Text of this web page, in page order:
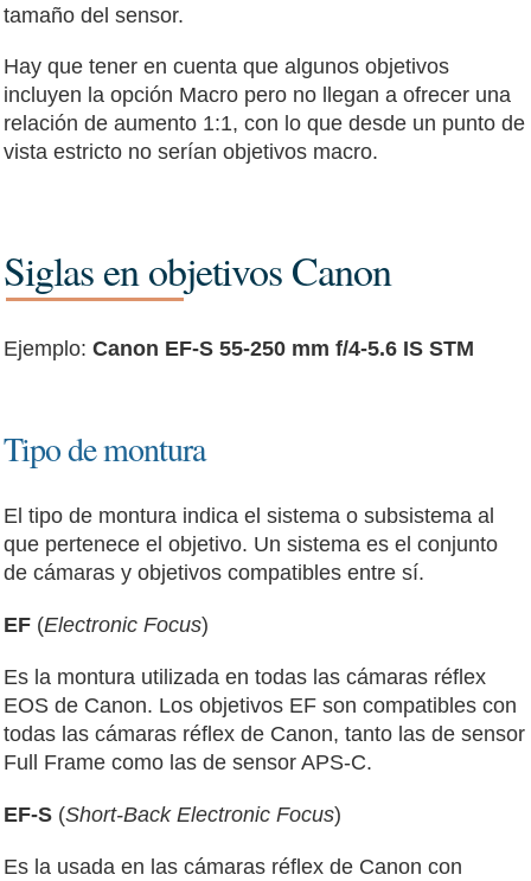
tamaño del sensor.
Hay que tener en cuenta que algunos objetivos
incluyen la opción Macro pero no llegan a ofrecer una
relación de aumento 1:1, con lo que desde un punto de
vista estricto no serían objetivos macro.
Siglas en objetivos Canon
Ejemplo:Canon EF-S 55-250 mm f/4-5.6 IS STM
Tipo de montura
El tipo de montura indica el sistema o subsistema al
que pertenece el objetivo. Un sistema es el conjunto
de cámaras y objetivos compatibles entre sí.
EF (Electronic Focus)
Es la montura utilizada en todas las cámaras réflex
EOS de Canon. Los objetivos EF son compatibles con
todas las cámaras réflex de Canon, tanto las de sensor
Full Frame como las de sensor APS-C.
EF-S (Short-Back Electronic Focus)
Es la usada en las cámaras réflex de Canon con